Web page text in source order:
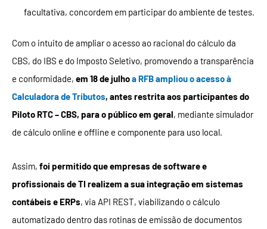
facultativa, concordem em participar do ambiente de testes.
Com o intuito de ampliar o acesso ao racional do cálculo da
CBS, do IBS e do Imposto Seletivo, promovendo a transparência
e conformidade, em 18 de julhoa RFB ampliou o acesso à
Calculadora de Tributos, antes restrita aos participantes do
Piloto RTC – CBS, para o público em geral, mediante simulador
de cálculo online e offline e componente para uso local.
Assim, foi permitido que empresas de software e
profissionais de TI realizem a sua integração em sistemas
contábeis e ERPs, via API REST, viabilizando o cálculo
automatizado dentro das rotinas de emissão de documentos